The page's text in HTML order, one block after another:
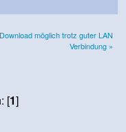
möglich trotz guter LAN
Verbindung »
[1]